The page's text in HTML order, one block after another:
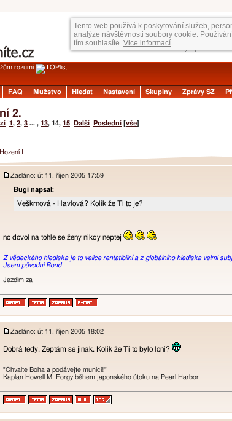
Tento web používá k poskytování služeb,
analýze návštěvnosti soubory cookie.
tím souhlasíte. Vice informací
rozumí
FAQ Mužstvo Hledat Nastavení Skupiny Zprávy SZ
2.
1, 2, 3 ... , 13, 14, 15 Další Poslední [vše]
I
Zasláno: út 11. říjen 2005 17:59
Bugi napsal:
Veškrnová - Havlová? Kolik že Ti to je?
no dovol na tohle se ženy nikdy neptej
Z vědeckého hlediska je to velice rentatibilní a z globálního hlediska velmi
Jsem původní Bond
Jezdím za
Zasláno: út 11. říjen 2005 18:02
Dobrá tedy. Zeptám se jinak. Kolik že Ti to bylo loni?
"Chvalte Boha a podávejte munici!"
Kaplan Howell M. Forgy během japonského útoku na Pearl Harbor